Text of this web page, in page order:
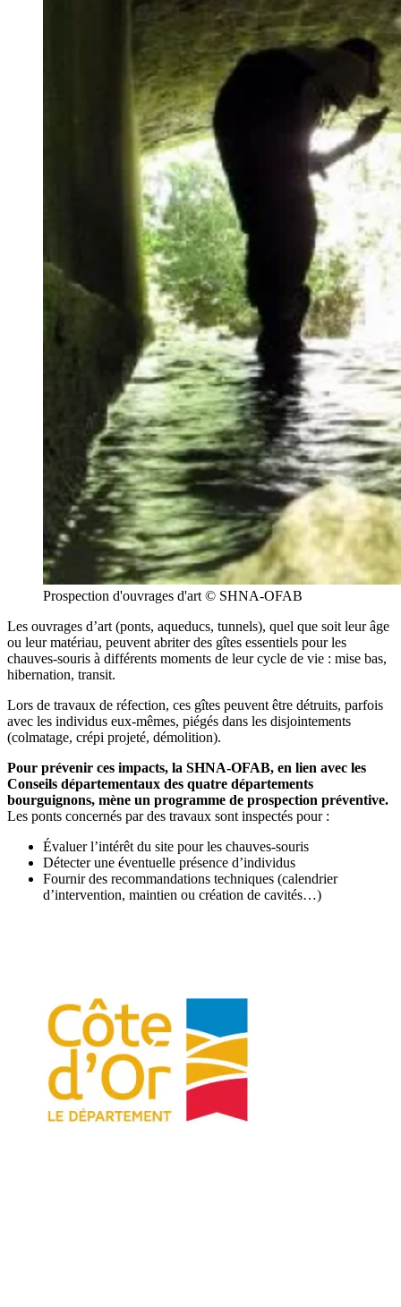
Prospection d'ouvrages d'art © SHNA-OFAB
Les ouvrages d’art (ponts, aqueducs, tunnels), quel que soit leur âge
ou leur matériau, peuvent abriter des gîtes essentiels pour les
chauves-souris à différents moments de leur cycle de vie : mise bas,
hibernation, transit.
Lors de travaux de réfection, ces gîtes peuvent être détruits, parfois
avec les individus eux-mêmes, piégés dans les disjointements
(colmatage, crépi projeté, démolition).
Pour prévenir ces impacts, la SHNA-OFAB, en lien avec les
Conseils départementaux des quatre départements
bourguignons, mène un programme de prospection préventive.
Les ponts concernés par des travaux sont inspectés pour :
Évaluer l’intérêt du site pour les chauves-souris
Détecter une éventuelle présence d’individus
Fournir des recommandations techniques (calendrier
d’intervention, maintien ou création de cavités…)